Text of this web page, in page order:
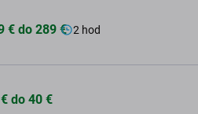
€ do 289 € 2 hod
do 40 €